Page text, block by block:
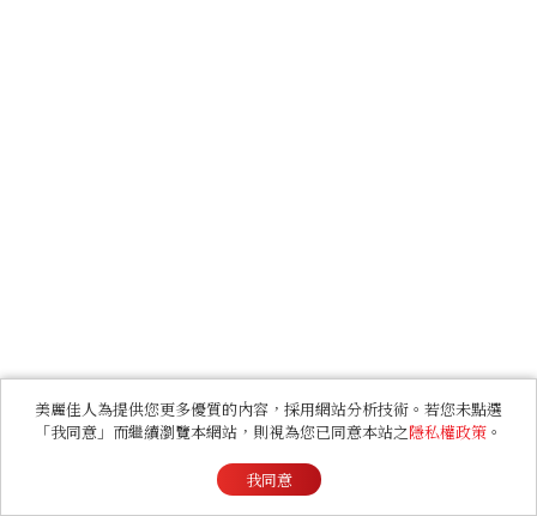
美麗佳人為提供您更多優質的內容，採用網站分析技術。若您未點選
「我同意」而繼續瀏覽本網站，則視為您已同意本站之隱私權政策 。
我同意